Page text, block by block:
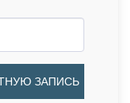
ЗАПИСЬ